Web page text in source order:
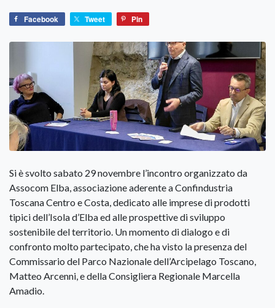
Facebook Tweet Pin
Si è svolto sabato 29 novembre l’incontro organizzato da
Assocom Elba, associazione aderente a Confindustria
Toscana Centro e Costa, dedicato alle imprese di prodotti
tipici dell’Isola d’Elba ed alle prospettive di sviluppo
sostenibile del territorio. Un momento di dialogo e di
confronto molto partecipato, che ha visto la presenza del
Commissario del Parco Nazionale dell’Arcipelago Toscano,
Matteo Arcenni, e della Consigliera Regionale Marcella
Amadio.